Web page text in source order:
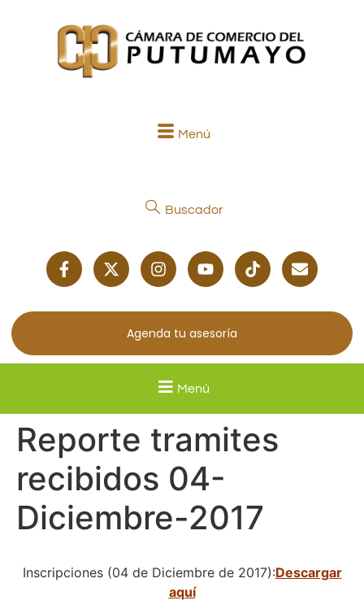
Menú
Buscador
Agenda tu asesoría
Menú
Reporte tramites
recibidos 04-
Diciembre-2017
Inscripciones (04 de Diciembre de 2017):Descargar
aquí